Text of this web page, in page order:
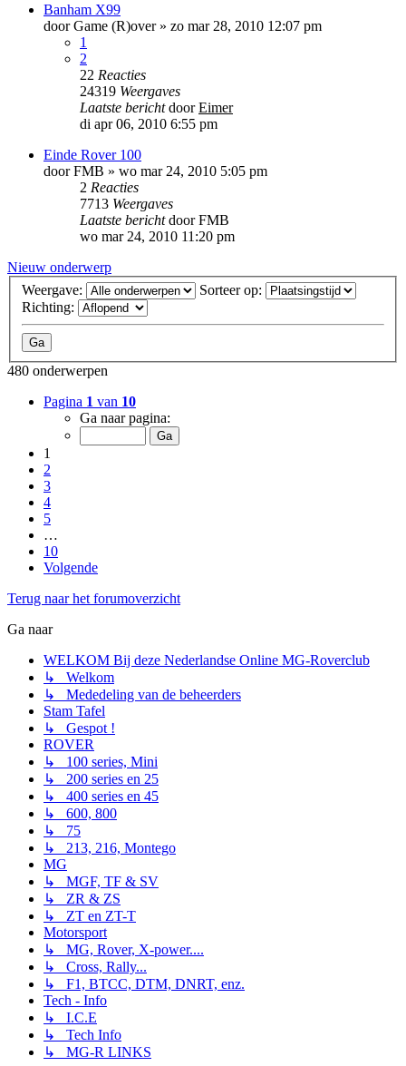
Banham X99
doorGame (R)over» zo mar 28, 2010 12:07 pm
1
2
22 Reacties
24319 Weergaves
Laatste berichtdoorEimer
di apr 06, 2010 6:55 pm
Einde Rover 100
doorFMB » wo mar 24, 2010 5:05 pm
2 Reacties
7713 Weergaves
Laatste berichtdoorFMB
wo mar 24, 2010 11:20 pm
Nieuw onderwerp
Weergave:
Sorteer op:
Richting:
480 onderwerpen
Pagina 1 van 10
Ga naar pagina:
1
2
3
4
5
…
10
Volgende
Terug naar het forumoverzicht
Ga naar
WELKOM Bij deze Nederlandse Online MG-Roverclub
↳ Welkom
↳ Mededeling van de beheerders
Stam Tafel
↳ Gespot !
ROVER
↳ 100 series, Mini
↳ 200 series en 25
↳ 400 series en 45
↳ 600, 800
↳ 75
↳ 213, 216, Montego
MG
↳ MGF, TF & SV
↳ ZR & ZS
↳ ZT en ZT-T
Motorsport
↳ MG, Rover, X-power....
↳ Cross, Rally...
↳ F1, BTCC, DTM, DNRT, enz.
Tech - Info
↳ I.C.E
↳ Tech Info
↳ MG-R LINKS